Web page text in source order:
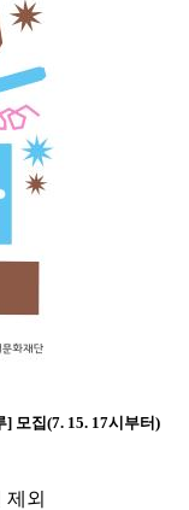
모집(7. 15. 17시부터)
제외